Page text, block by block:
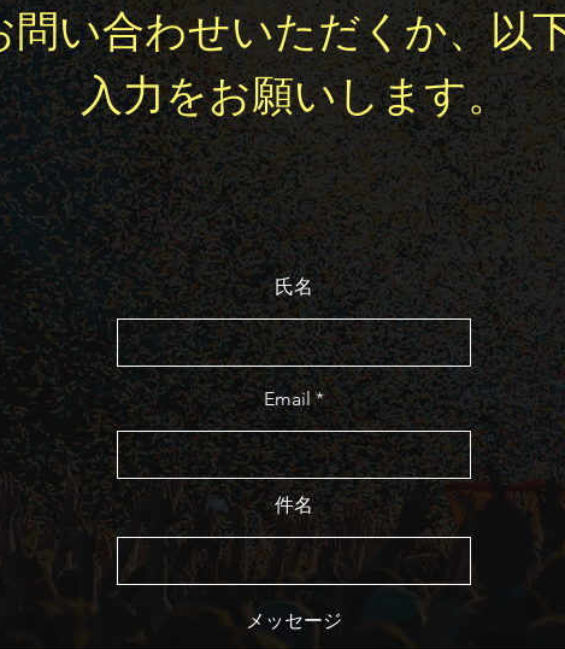
問い合わせいただくか、以
入力をお願いします。
氏名
Email
件名
メッセージ